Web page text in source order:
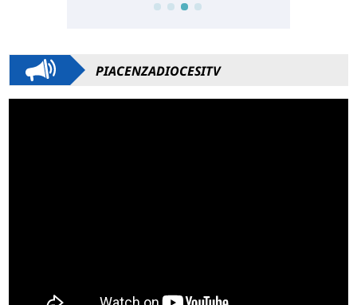
PIACENZADIOCESITV